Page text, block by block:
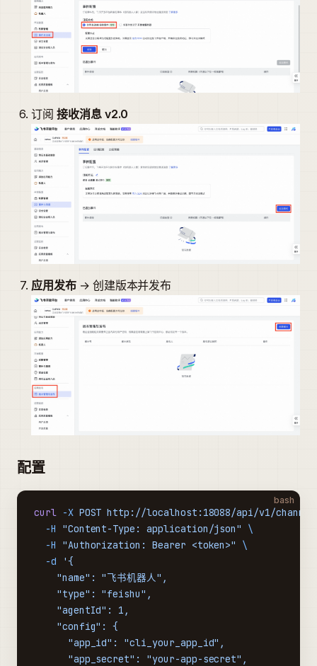
订阅 接收消息 v2.0
应用发布→ 创建版本并发布
配置
bash
curl -X POST http://localhost:18088/api/v1/
  -H
"Content-Type: application/json"
\
  -H
"Authorization: Bearer <token>"
\
  -d
'{
    "name": "飞书机器人",
    "type": "feishu",
    "agentId": 1,
    "config": {
      "app_id": "cli_your_app_id",
      "app_secret": "your-app-secret",